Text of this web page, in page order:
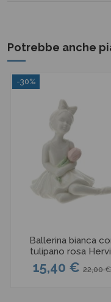
Potrebbe anche
-30%
Ballerina bianca
tulipano rosa
15,40 € 22,00 €